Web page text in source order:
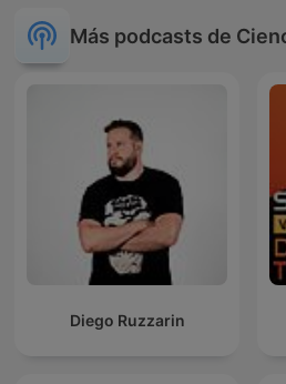
Más podcasts de
Diego Ruzzarin